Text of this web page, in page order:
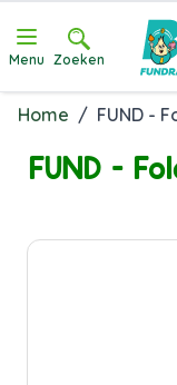
Ga direct door naar
Menu Zoeken
Home / FUND -
FUND -